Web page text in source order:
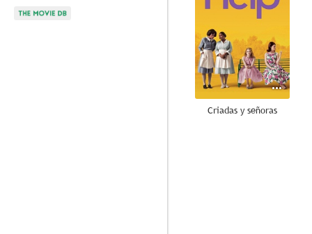
Criadas y señoras